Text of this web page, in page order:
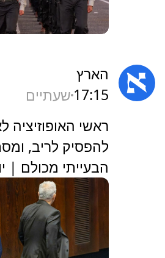
הארץ
17:15 שעתיים
‏ראשי האופוזיציה
להפסיק לריב,
הבעייתי מכולם |